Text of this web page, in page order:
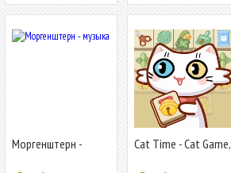
Моргенштерн -
Cat Time - Cat Game,